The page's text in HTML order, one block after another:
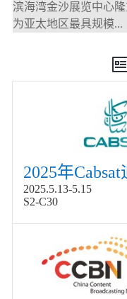
滨海湾金沙展览中心
为亚太地区最具规模...
2025.5.13-5.15
S2-C30